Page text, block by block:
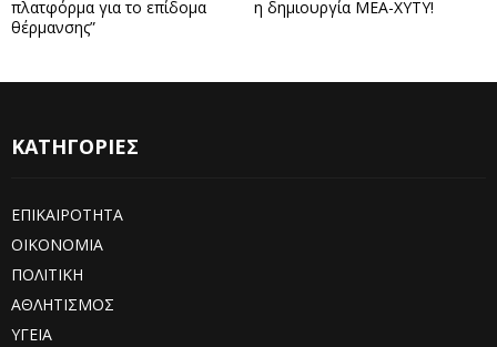
πλατφόρμα για το επίδομα
θέρμανσης”
η δημιουργία ΜΕΑ-ΧΥΤΥ!
ΚΑΤΗΓΟΡΙΕΣ
ΕΠΙΚΑΙΡΟΤΗΤΑ
ΟΙΚΟΝΟΜΙΑ
ΠΟΛΙΤΙΚΗ
ΑΘΛΗΤΙΣΜΟΣ
ΥΓΕΙΑ